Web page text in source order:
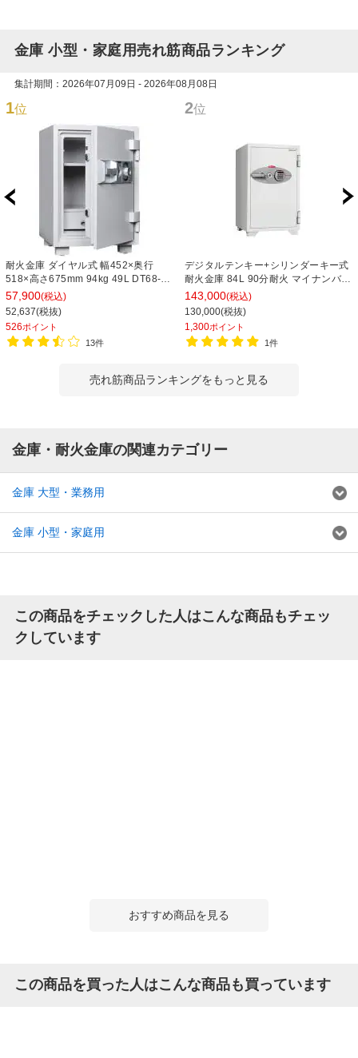
金庫 小型・家庭用売れ筋商品ランキング
集計期間：2026年07月09日 - 2026年08月08日
1位
耐火金庫 ダイヤル式 幅452×奥行
518×高さ675mm 94kg 49L DT68-
DX【ダイヤセーフ】オフィス 金庫
事務所 大型金庫 業務用 家庭用金庫
57,900(税込)
52,637(税抜)
526ポイント
13件
2位
デジタルテンキー+シリンダーキー式
耐火金庫 84L 90分耐火 マイナンバー
推奨
143,000(税込)
130,000(税抜)
1,300ポイント
1件
売れ筋商品ランキングをもっと見る
金庫・耐火金庫の関連カテゴリー
金庫 大型・業務用
金庫 小型・家庭用
この商品をチェックした人はこんな商品もチェッ
クしています
おすすめ商品を見る
この商品を買った人はこんな商品も買っています